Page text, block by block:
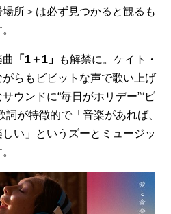
所＞は必ず見つかると観るも
「1＋1」
も解禁に。ケイト・
らもビビットな声で歌い上げ
ウンドに“毎日がホリデー”“ビ
詞が特徴的で「音楽があれば、
い」というズーとミュージッ